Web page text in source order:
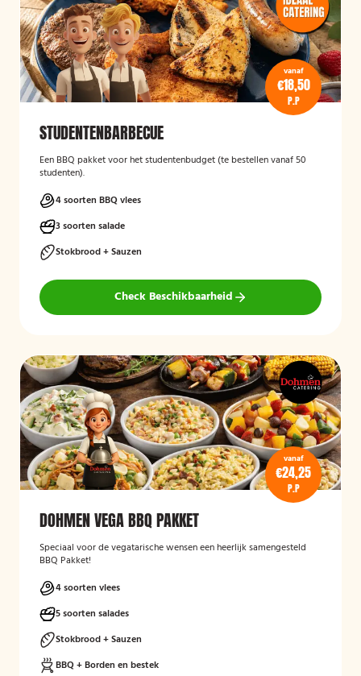
vanaf
€18,50
P.P
STUDENTENBARBECUE
Een BBQ pakket voor het studentenbudget (te bestellen vanaf 50
studenten).
4 soorten BBQ vlees
3 soorten salade
Stokbrood + Sauzen
Check Beschikbaarheid
vanaf
€24,25
P.P
DOHMEN VEGA BBQ PAKKET
Speciaal voor de vegatarische wensen een heerlijk samengesteld
BBQ Pakket!
4 soorten vlees
5 soorten salades
Stokbrood + Sauzen
BBQ + Borden en bestek